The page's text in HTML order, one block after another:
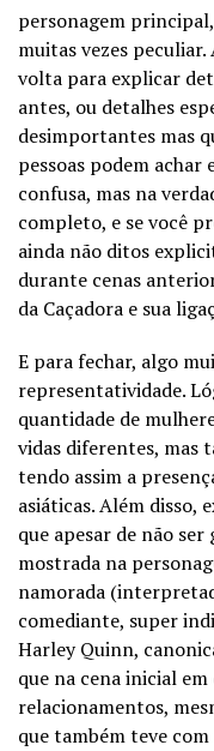
personagem
muitas vezes
volta para explicar
antes, ou detalhes
desimportantes mas
pessoas podem
confusa, mas na
completo, e se você
ainda não ditos
durante cenas
da Caçadora e sua
E para fechar, algo
representatividade.
quantidade de
vidas diferentes, mas
tendo assim a
asiáticas. Além disso,
que apesar de não
mostrada na
namorada
comediante, super
Harley Quinn,
que na cena inicial
relacionamentos,
que também teve